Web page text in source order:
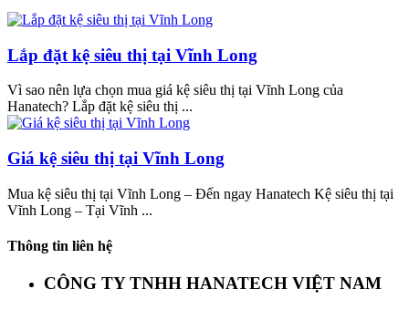
Lắp đặt kệ siêu thị tại Vĩnh Long
Vì sao nên lựa chọn mua giá kệ siêu thị tại Vĩnh Long của
Hanatech? Lắp đặt kệ siêu thị ...
Giá kệ siêu thị tại Vĩnh Long
Mua kệ siêu thị tại Vĩnh Long – Đến ngay Hanatech Kệ siêu thị tại
Vĩnh Long – Tại Vĩnh ...
Thông tin liên hệ
CÔNG TY TNHH HANATECH VIỆT NAM